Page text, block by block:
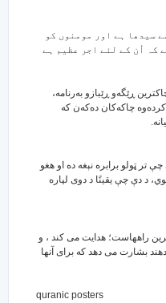
سیدھا ہے اور مومنوں کو
کہ اُن کے لئے اجر عظیم ہے
ڕێگه‌و ڕێبازو به‌رنامه‌،
چاکه‌کان ده‌که‌ن که
ټولو برابره نېغه ده او هغو
د دې چې يقينًا د دوى لپاره
راههاست؛ هدایت می کند ، و
بشارت می دهد که برای آنها
quranic posters